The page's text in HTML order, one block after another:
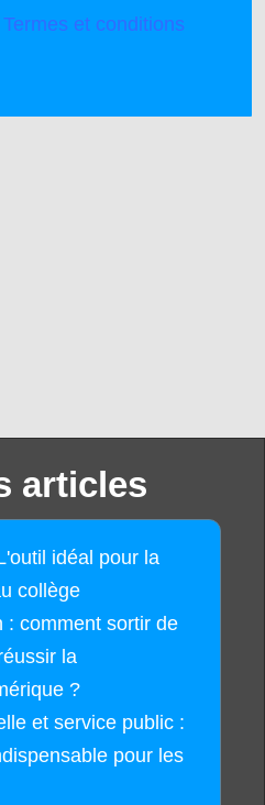
Termes et conditions
articles
idéal pour la
collège
: comment sortir de
la
?
et service public :
pour les